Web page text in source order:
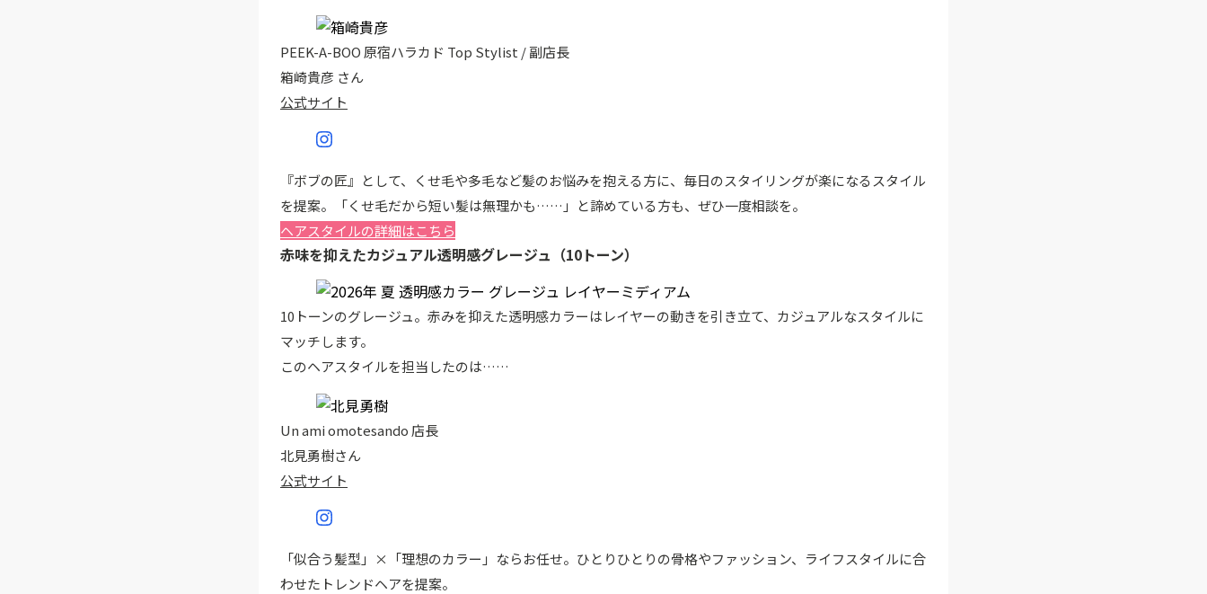
PEEK-A-BOO 原宿ハラカド Top Stylist / 副店長
箱崎貴彦 さん
公式サイト
『ボブの匠』として、くせ毛や多毛など髪のお悩みを抱える方に、毎日のスタイリングが楽になるスタイル
を提案。「くせ毛だから短い髪は無理かも……」と諦めている方も、ぜひ一度相談を。
ヘアスタイルの詳細はこちら
赤味を抑えたカジュアル透明感グレージュ（10トーン）
10トーンのグレージュ。赤みを抑えた透明感カラーはレイヤーの動きを引き立て、カジュアルなスタイルに
マッチします。
このヘアスタイルを担当したのは……
Un ami omotesando 店長
北見勇樹さん
公式サイト
「似合う髪型」×「理想のカラー」ならお任せ。ひとりひとりの骨格やファッション、ライフスタイルに合
わせたトレンドヘアを提案。